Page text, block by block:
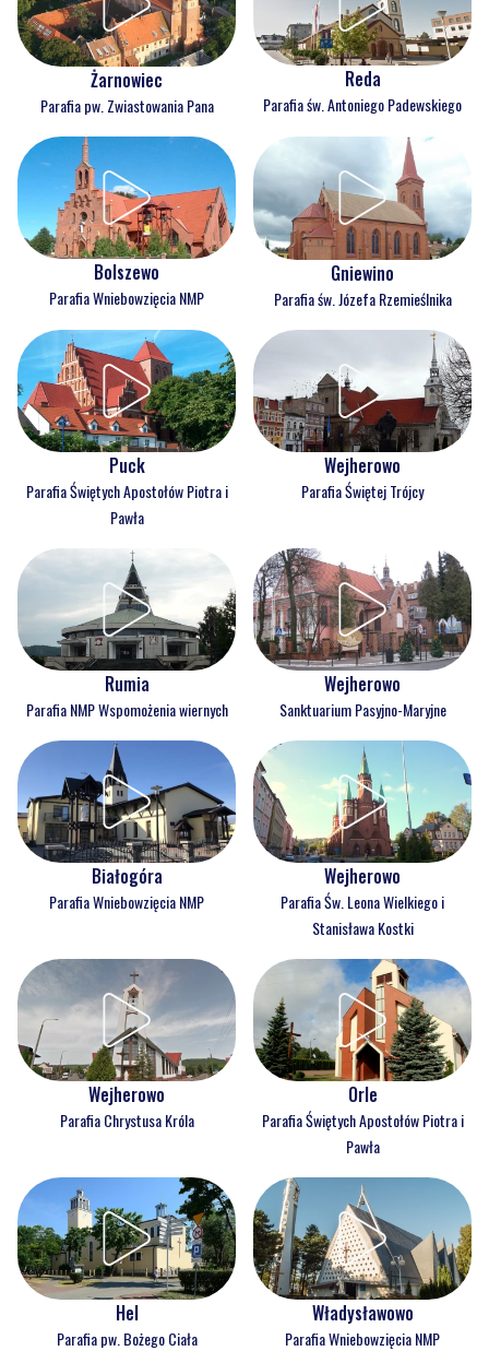
Żarnowiec
Parafia pw. Zwiastowania Pana
Reda
Parafia św. Antoniego Padewskiego
Bolszewo
Parafia Wniebowzięcia NMP
Gniewino
Parafia św. Józefa Rzemieślnika
Puck
Parafia Świętych Apostołów Piotra i
Pawła
Wejherowo
Parafia Świętej Trójcy
Rumia
Parafia NMP Wspomożenia wiernych
Wejherowo
Sanktuarium Pasyjno-Maryjne
Białogóra
Parafia Wniebowzięcia NMP
Wejherowo
Parafia Św. Leona Wielkiego i
Stanisława Kostki
Wejherowo
Parafia Chrystusa Króla
Orle
Parafia Świętych Apostołów Piotra i
Pawła
Hel
Parafia pw. Bożego Ciała
Władysławowo
Parafia Wniebowzięcia NMP